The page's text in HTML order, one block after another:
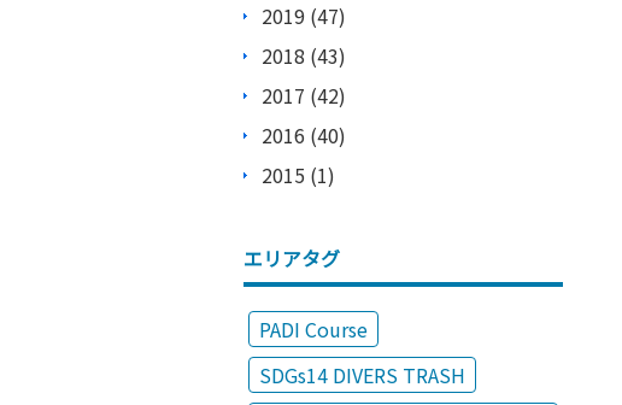
2019 (47)
2018 (43)
2017 (42)
2016 (40)
2015 (1)
エリアタグ
PADI Course
SDGs14 DIVERS TRASH